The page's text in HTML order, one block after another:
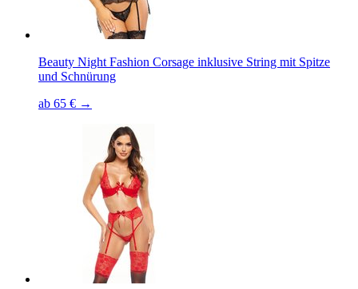
Beauty Night Fashion Corsage inklusive String mit Spitze
und Schnürung
ab 65 € →